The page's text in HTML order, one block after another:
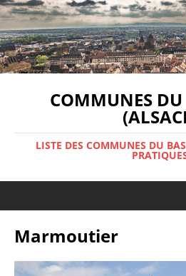
COMMUNES
LISTE DES COMMUNES DU
Marmoutier